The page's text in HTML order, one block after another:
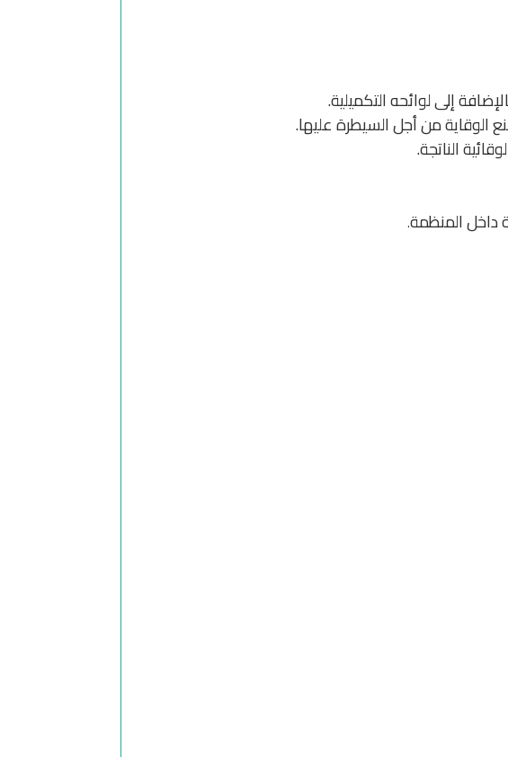
إلى لوائحه التكميلية.
الوقاية من أجل السيطرة عليها.
الناتجة.
داخل المنظمة.